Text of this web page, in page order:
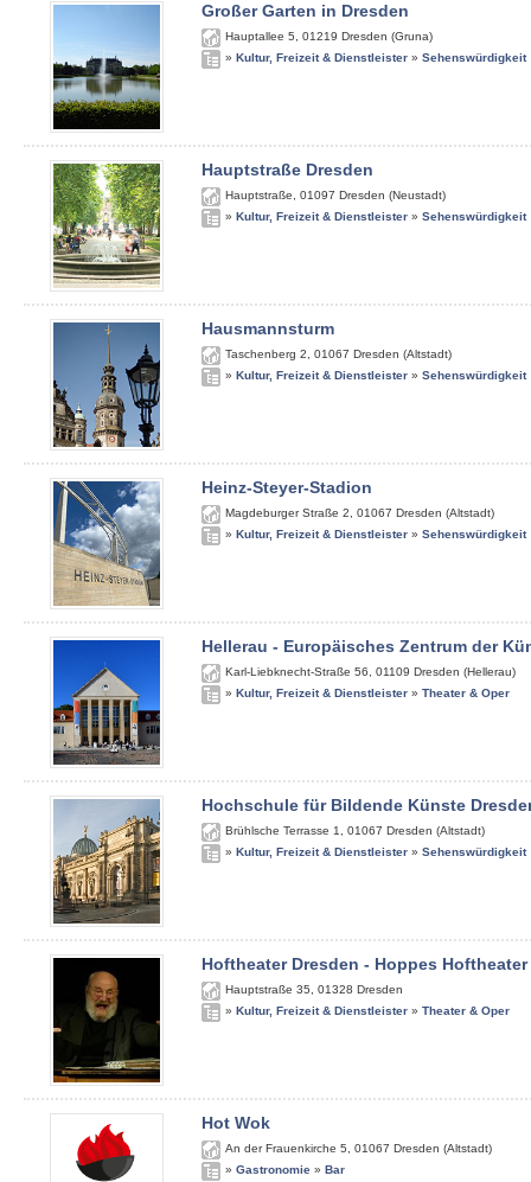
Großer Garten in Dresden
Hauptallee 5 01219 Dresden (Gruna)
» Kultur, Freizeit & Dienstleister » Sehenswürdigkeit
Hauptstraße Dresden
Hauptstraße 01097 Dresden (Neustadt)
» Kultur, Freizeit & Dienstleister » Sehenswürdigkeit
Hausmannsturm
Taschenberg 2 01067 Dresden (Altstadt)
» Kultur, Freizeit & Dienstleister » Sehenswürdigkeit
Heinz-Steyer-Stadion
Magdeburger Straße 2 01067 Dresden (Altstadt)
» Kultur, Freizeit & Dienstleister » Sehenswürdigkeit
Hellerau - Europäisches Zentrum der
Karl-Liebknecht-Straße 56 01109 Dresden (Hellerau)
» Kultur, Freizeit & Dienstleister » Theater & Oper
Hochschule für Bildende Künste
Brühlsche Terrasse 1 01067 Dresden (Altstadt)
» Kultur, Freizeit & Dienstleister » Sehenswürdigkeit
Hoftheater Dresden - Hoppes Hoftheater
Hauptstraße 35 01328 Dresden
» Kultur, Freizeit & Dienstleister » Theater & Oper
Hot Wok
An der Frauenkirche 5 01067 Dresden (Altstadt)
» Gastronomie » Bar